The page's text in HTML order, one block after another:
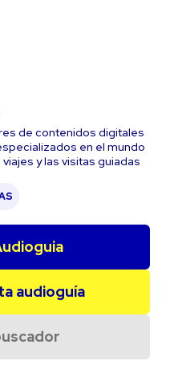
de contenidos digitales
en el mundo
y las visitas guiadas
audioguía